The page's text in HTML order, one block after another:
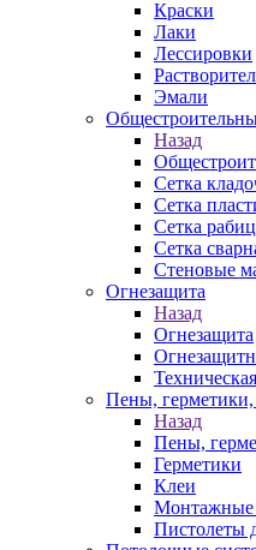
Краски
Лаки
Лессировки
Эмали
Назад
Сетка
Сетка
Сетка
Сетка
Стеновые
Огнезащита
Назад
Огнезащита
Пены, герметики,
Назад
Пены,
Герметики
Клеи
Пистолеты